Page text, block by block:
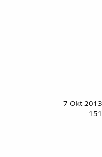
7 Okt 2013
151